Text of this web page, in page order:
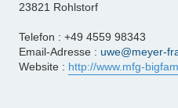
23821 Rohlstorf
Telefon : +49 4559 98343
Email-Adresse : uwe@meyer-
Website : http://www.mfg-